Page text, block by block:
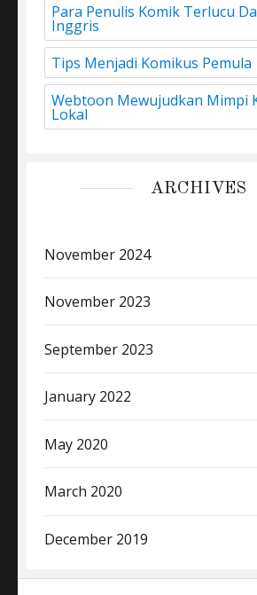
Para Penulis Komik Terlucu
Inggris
Tips Menjadi Komikus Pemula
Webtoon Mewujudkan Mimpi
Lokal
ARCHIVES
November 2024
November 2023
September 2023
January 2022
May 2020
March 2020
December 2019